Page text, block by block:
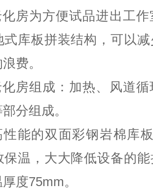
房为方便试品进出工
式库板拼装结构，可以
费。
房组成：加热、风道
分组成。
性能的双面彩钢岩棉库
保温，大大降低设备的
度75mm。